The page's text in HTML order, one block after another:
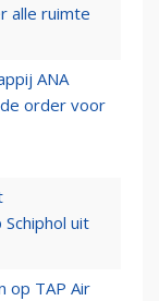
alle ruimte
ANA
order voor
uit
op TAP Air